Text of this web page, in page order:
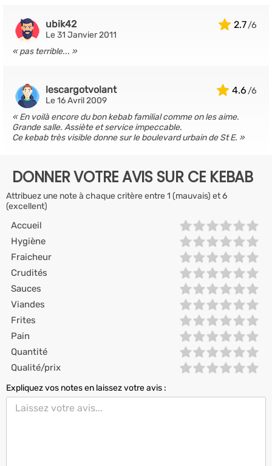
2.7
ubik42
Le 31 Janvier 2011
pas terrible...
4.6
lescargotvolant
Le 16 Avril 2009
En voilà encore du bon kebab familial comme on les aime.
Grande salle. Assiète et service impeccable.
Ce kebab très visible donne sur le boulevard urbain de St E.
DONNER VOTRE AVIS SUR CE KEBAB
Attribuez une note à chaque critère entre 1 (mauvais) et 6
(excellent)
Accueil
Hygiène
Fraicheur
Crudités
Sauces
Viandes
Frites
Pain
Quantité
Qualité/prix
Expliquez vos notes en laissez votre avis :